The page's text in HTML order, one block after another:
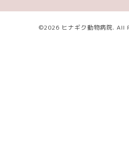
©2026 ヒナギク動物病院. All